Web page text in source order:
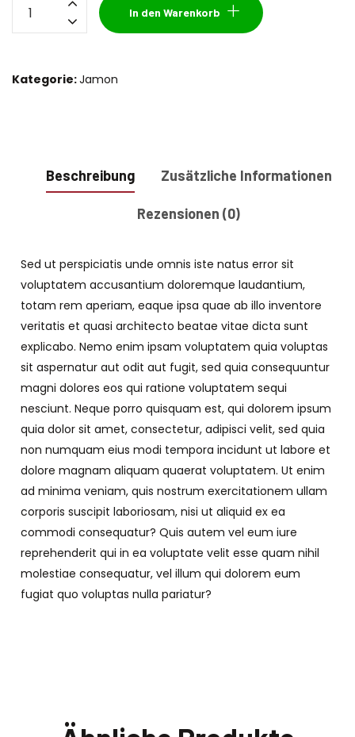
In den Warenkorb
Kategorie:Jamon
Beschreibung Zusätzliche Informationen
Rezensionen (0)
Sed ut perspiciatis unde omnis iste natus error sit
voluptatem accusantium doloremque laudantium,
totam rem aperiam, eaque ipsa quae ab illo inventore
veritatis et quasi architecto beatae vitae dicta sunt
explicabo. Nemo enim ipsam voluptatem quia voluptas
sit aspernatur aut odit aut fugit, sed quia consequuntur
magni dolores eos qui ratione voluptatem sequi
nesciunt. Neque porro quisquam est, qui dolorem ipsum
quia dolor sit amet, consectetur, adipisci velit, sed quia
non numquam eius modi tempora incidunt ut labore et
dolore magnam aliquam quaerat voluptatem. Ut enim
ad minima veniam, quis nostrum exercitationem ullam
corporis suscipit laboriosam, nisi ut aliquid ex ea
commodi consequatur? Quis autem vel eum iure
reprehenderit qui in ea voluptate velit esse quam nihil
molestiae consequatur, vel illum qui dolorem eum
fugiat quo voluptas nulla pariatur?